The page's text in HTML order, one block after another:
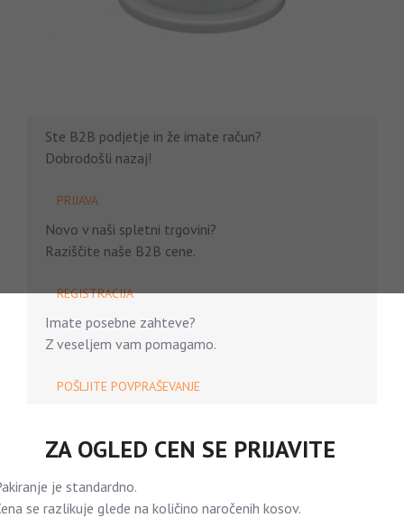
Ste B2B podjetje in že imate račun?
Dobrodošli nazaj!
PRIJAVA
Novo v naši spletni trgovini?
Raziščite naše B2B cene.
REGISTRACIJA
Imate posebne zahteve?
Z veseljem vam pomagamo.
POŠLJITE POVPRAŠEVANJE
ZA OGLED CEN SE PRIJAVITE
je standardno.
se razlikuje glede na količino naročenih kosov.